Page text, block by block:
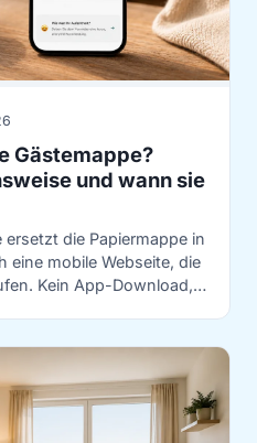
Gästemappe?
und wann sie
die Papiermappe in
eine mobile Webseite, die
Kein App-Download,